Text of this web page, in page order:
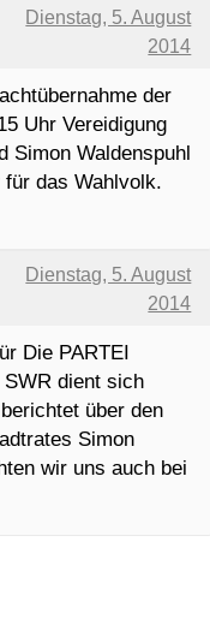
Dienstag, 5. August
2014
Die PARTEI
dient sich
über den
Simon
wir uns auch bei
Dienstag, 5. August
2014
der
Uhr Vereidigung
Simon Waldenspuhl
das Wahlvolk.